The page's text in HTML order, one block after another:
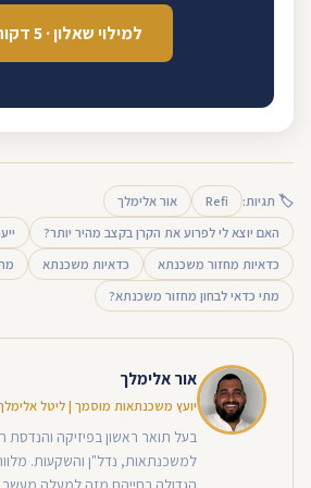
למילוי שאלון · 5 דקות
🏷 תגיות: Refi
אור אלימלך
האם יוצא לי לפרוע את הקרן בקצב מהיר יותר?
כדאיות מחזור משכנתא
כדאיות משכנתא
מתי כדאי לבחון מחזור משכנתא?
אור אלימלך
יועץ משכנתאות מוסמך | ליטל
בעל תואר ראשון בפיזיקה
למשכנתאות, נדל"ן והשקעות.